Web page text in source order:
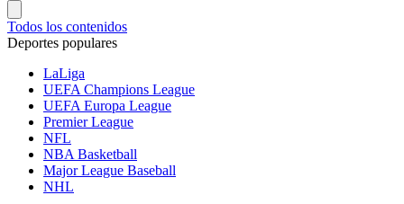
Todos los contenidos
Deportes populares
LaLiga
UEFA Champions League
UEFA Europa League
Premier League
NFL
NBA Basketball
Major League Baseball
NHL